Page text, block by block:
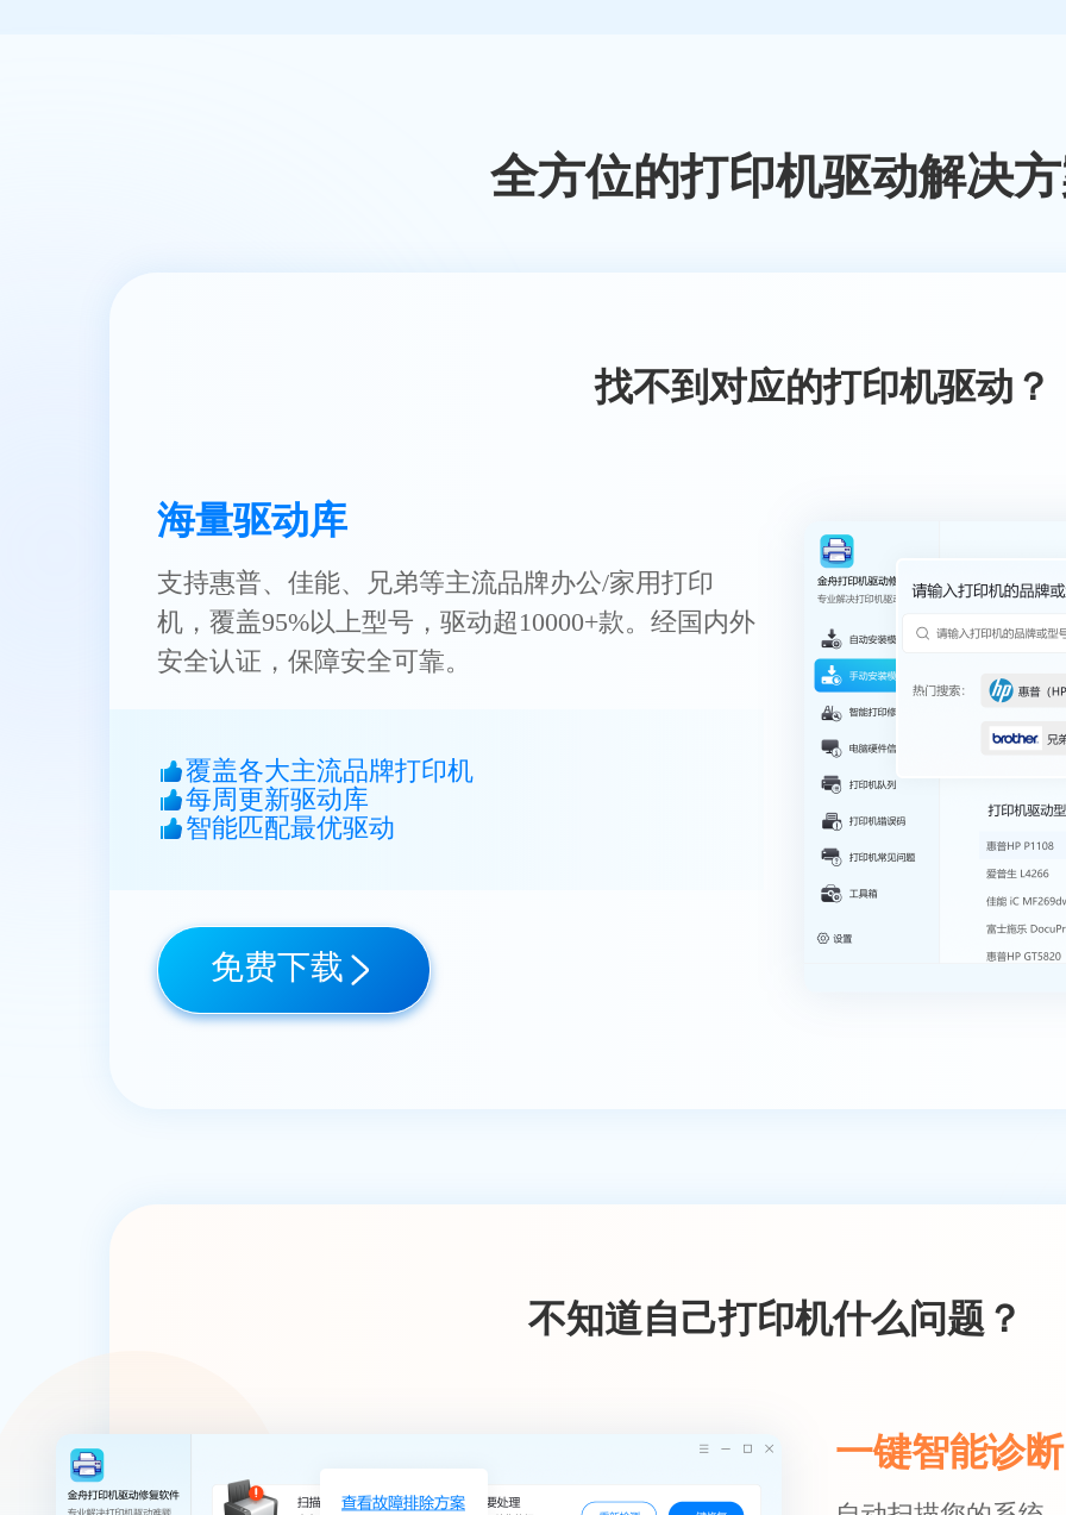
全方位的打印机驱动解决
找不到对应的打印机驱动？
海量驱动库
支持惠普、佳能、兄弟等主流品牌办公/家用打印
机，覆盖95%以上型号，驱动超10000+款。经国内外
安全认证，保障安全可靠。
覆盖各大主流品牌打印机
每周更新驱动库
智能匹配最优驱动
免费下载
不知道自己打印机什么问题？
一键智能诊断